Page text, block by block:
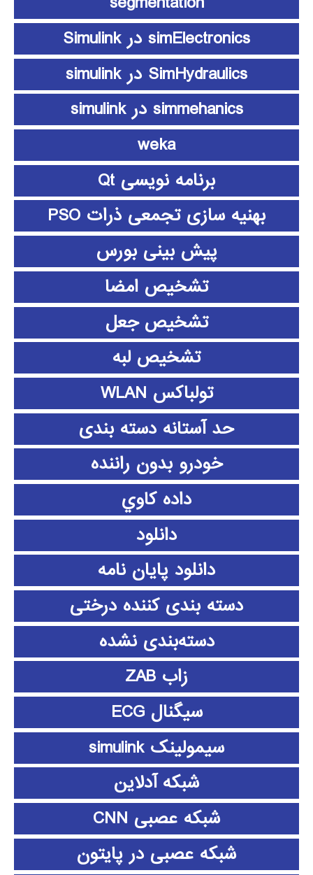
simElectronics در Simulink
SimHydraulics در simulink
simmehanics در simulink
weka
برنامه نویسی Qt
بهنیه سازی تجمعی ذرات PSO
پیش بینی بورس
تشخیص امضا
تشخیص جعل
تشخیص لبه
تولباکس WLAN
حد آستانه دسته بندی
خودرو بدون راننده
داده كاوي
دانلود
دانلود پايان نامه
دسته بندی کننده درختی
دسته‌بندی نشده
زاب ZAB
سیگنال ECG
سیمولینک simulink
شبکه آدلاین
شبکه عصبی CNN
شبکه عصبی در پایتون